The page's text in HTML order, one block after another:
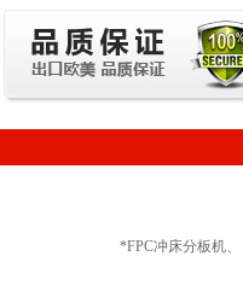
*FPC冲床分板机、